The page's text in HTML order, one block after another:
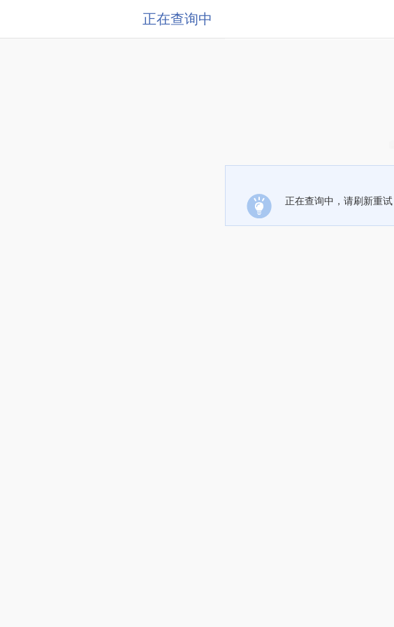
正在查询中
正在查询中，请刷新重试